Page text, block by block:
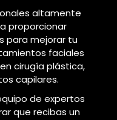
altamente
proporcionar
para mejorar tu
faciales
cirugía plástica,
capilares.
de expertos
que recibas un